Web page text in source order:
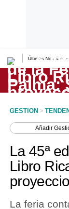
Últimas Noticias
Lo último
Peru Quiosco
Economía
Mercados
GESTION >
Añadir
La 45ª
Libro
La feria